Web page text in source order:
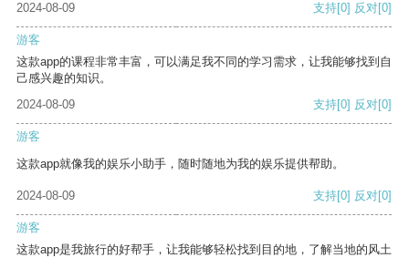
2024-08-09 支持[0] 反对[0]
游客
这款app的课程非常丰富，可以满足我不同的学习需求，让我能够找到自
己感兴趣的知识。
2024-08-09
支持[0] 反对[0]
游客
这款app就像我的娱乐小助手，随时随地为我的娱乐提供帮助。
2024-08-09 支持[0] 反对[0]
游客
这款app是我旅行的好帮手，让我能够轻松找到目的地，了解当地的风土